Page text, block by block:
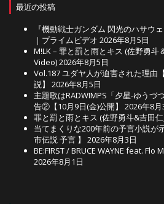
最近の投稿
『機動戦士ガンダム 閃光のハサウ
｜プライムビデオ 2026年8月5日
M!LK – 罪と罰と雨とキス (佐野勇
Video)2026年8月5日
Vol.187 ユダヤ人が迫害された理由
説】
2026年8月5日
主題歌はRADWIMPS「夕星-ゆうづ
告②【10月9日(金)公開】
2026年8月
罪と罰と雨とキス (佐野勇斗&吉田
当てまくりな200年前の予言小説
市伝説 予言 】
2026年8月3日
BE:FIRST / BRUCE WAYNE feat. Flo
2026年8月1日